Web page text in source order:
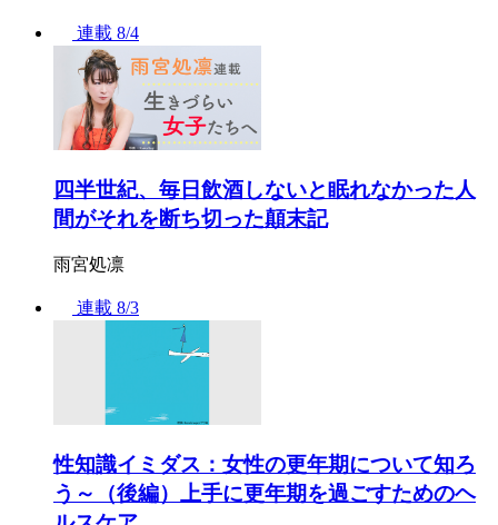
連載 8/4
四半世紀、毎日飲酒しないと眠れなかった人
間がそれを断ち切った顛末記
雨宮処凛
連載 8/3
性知識イミダス：女性の更年期について知ろ
う～（後編）上手に更年期を過ごすためのヘ